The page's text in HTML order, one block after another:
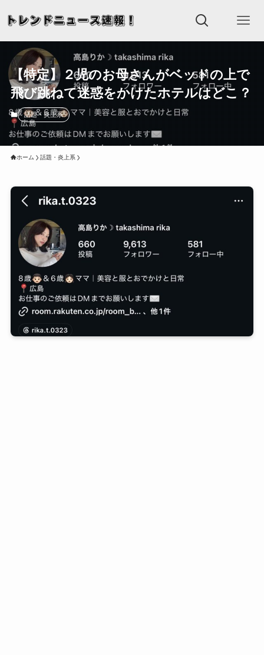
【特定】２児のお母さんがベッドの上で
飛び跳ねて迷惑をかけたホテルはどこ？
話題・炎上系
ホーム 話題・炎上系